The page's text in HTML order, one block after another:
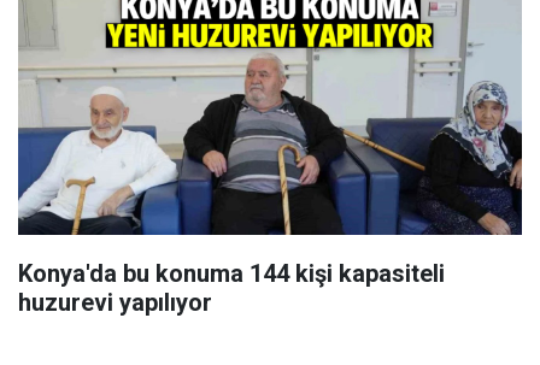
Konya'da bu konuma 144 kişi kapasiteli
huzurevi yapılıyor